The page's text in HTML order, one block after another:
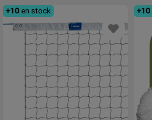
+10 en stock +10